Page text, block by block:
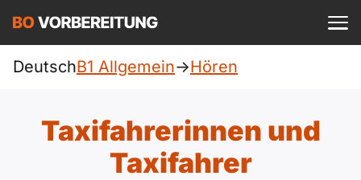
Allgemein
DTZ
Deutsch
A1 Allgemein
Einloggen ist kostenlos?
DeutschB1 Allgemein->Hören
Taxifahrerinnen und
Taxifahrer